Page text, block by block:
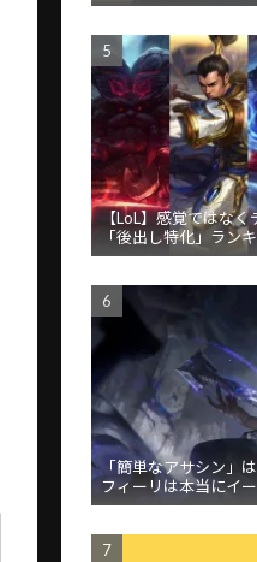
【LoL】感覚ではなく
「後出し特化」ラン
話題
「簡単なアサシン」
フィーリは本当にイ